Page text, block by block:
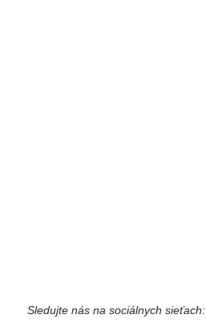
Sledujte nás na sociálnych sieťach: